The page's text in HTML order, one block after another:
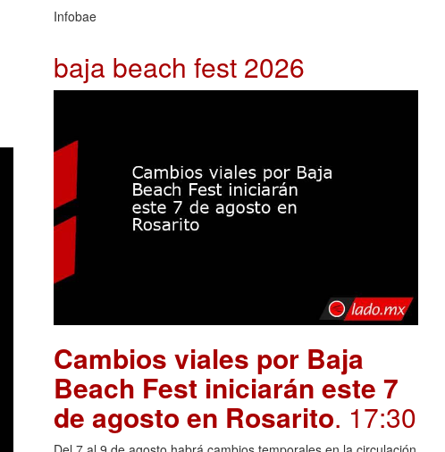
Infobae
baja beach fest 2026
Cambios viales por Baja
Beach Fest iniciarán este 7
de agosto en Rosarito. 17:30